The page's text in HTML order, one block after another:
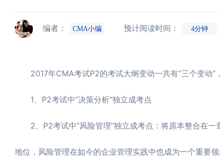
编者： CMA小编 预计阅读时间： 4分钟
2017年CMA考试P2的考试大纲变动一共有“三个变动”
1、P2考试中“决策分析”独立成考点
2、P2考试中“风险管理”独立成考点：将原本整合在一
地位，风险管理在如今的企业管理实践中也成为一个重要